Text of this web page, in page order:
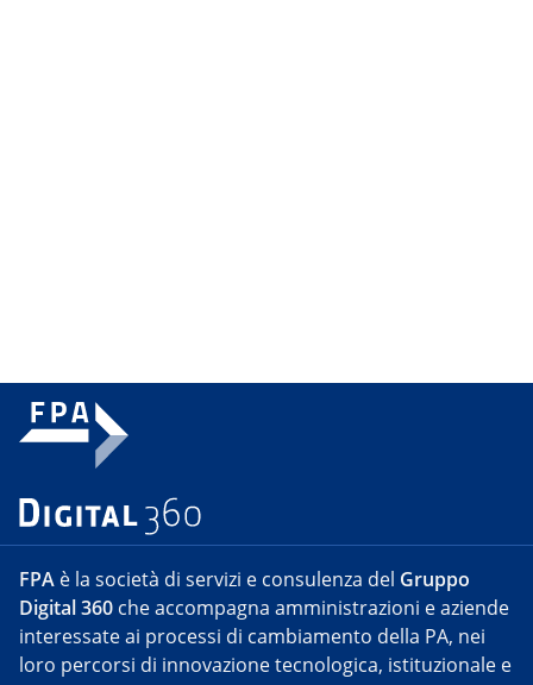
FPA è la società di servizi e consulenza del Gruppo
Digital 360 che accompagna amministrazioni e aziende
interessate ai processi di cambiamento della PA, nei
loro percorsi di innovazione tecnologica, istituzionale e